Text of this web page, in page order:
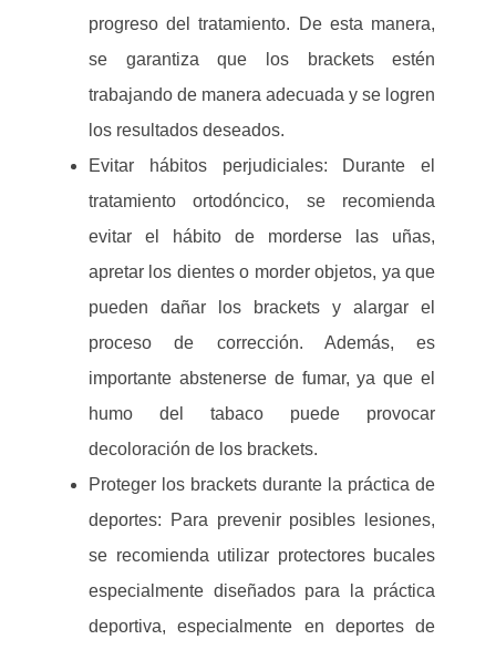
progreso del tratamiento. De esta manera,
se garantiza que los brackets estén
trabajando de manera adecuada y se logren
los resultados deseados.
Evitar hábitos perjudiciales: Durante el
tratamiento ortodóncico, se recomienda
evitar el hábito de morderse las uñas,
apretar los dientes o morder objetos, ya que
pueden dañar los brackets y alargar el
proceso de corrección. Además, es
importante abstenerse de fumar, ya que el
humo del tabaco puede provocar
decoloración de los brackets.
Proteger los brackets durante la práctica de
deportes: Para prevenir posibles lesiones,
se recomienda utilizar protectores bucales
especialmente diseñados para la práctica
deportiva, especialmente en deportes de